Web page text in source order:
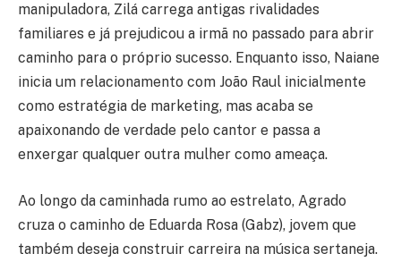
manipuladora, Zilá carrega antigas rivalidades
familiares e já prejudicou a irmã no passado para abrir
caminho para o próprio sucesso. Enquanto isso, Naiane
inicia um relacionamento com João Raul inicialmente
como estratégia de marketing, mas acaba se
apaixonando de verdade pelo cantor e passa a
enxergar qualquer outra mulher como ameaça.
Ao longo da caminhada rumo ao estrelato, Agrado
cruza o caminho de Eduarda Rosa (Gabz), jovem que
também deseja construir carreira na música sertaneja.